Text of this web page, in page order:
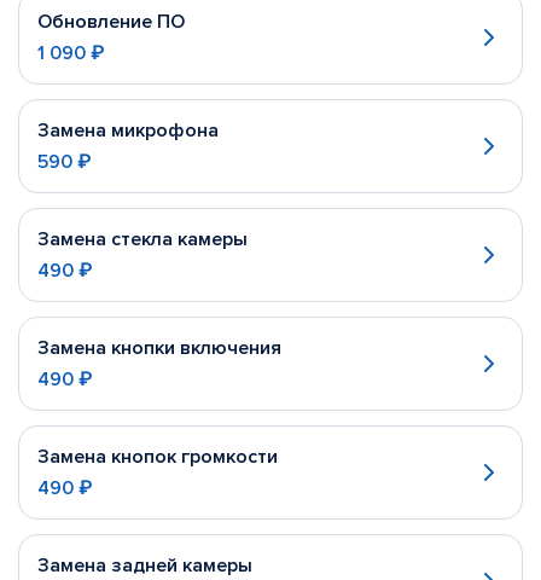
Обновление ПО
1 090 ₽
Замена микрофона
590 ₽
Замена стекла камеры
490 ₽
Замена кнопки включения
490 ₽
Замена кнопок громкости
490 ₽
Замена задней камеры